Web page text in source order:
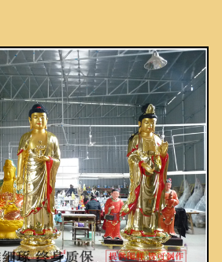
泥塑鉴赏
联系我们